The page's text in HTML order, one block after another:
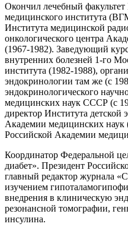
Окончил лечебный факультет
медицинского института
Института медицинской
онкологического центра
(1967-1982). Заведующий
внутренних болезней 1-го
института (1982-1988),
эндокринологии там же (с
эндокринологического
медицинских наук СССР (с
директор Института детской
Академии медицинских наук
Российской Академии
Координатор Федеральной
диабет». Президент
главный редактор журнала
изучением
внедрения в клиническую
резонансной томографии,
инсулина.